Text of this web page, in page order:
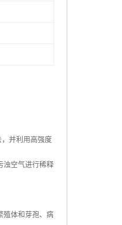
并利用高强度
浊空气进行稀释
殖体和芽孢、病